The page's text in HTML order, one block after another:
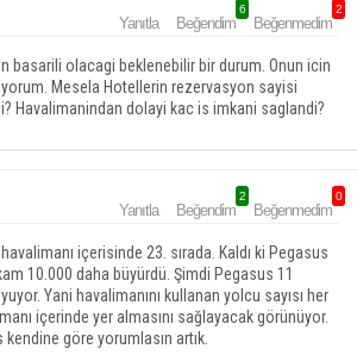
Yanıtla Beğendim
6
Beğenmedim
2
basarili olacagi beklenebilir bir durum. Onun icin
Mesela Hotellerin rezervasyon sayisi
Havalimanindan dolayi kac is imkani saglandi?
Yanıtla Beğendim
2
Beğenmedim
0
içerisinde 23. sırada. Kaldı ki Pegasus
10.000 daha büyürdü. Şimdi Pegasus 11
Yani havalimanını kullanan yolcu sayısı her
içerinde yer almasını sağlayacak görünüyor.
göre yorumlasın artık.